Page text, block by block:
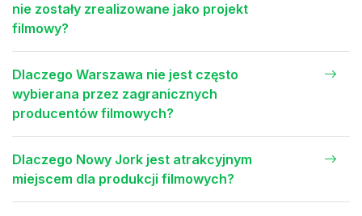
nie zostały zrealizowane jako projekt
filmowy?
Dlaczego Warszawa nie jest często
wybierana przez zagranicznych
producentów filmowych?
Dlaczego Nowy Jork jest atrakcyjnym
miejscem dla produkcji filmowych?